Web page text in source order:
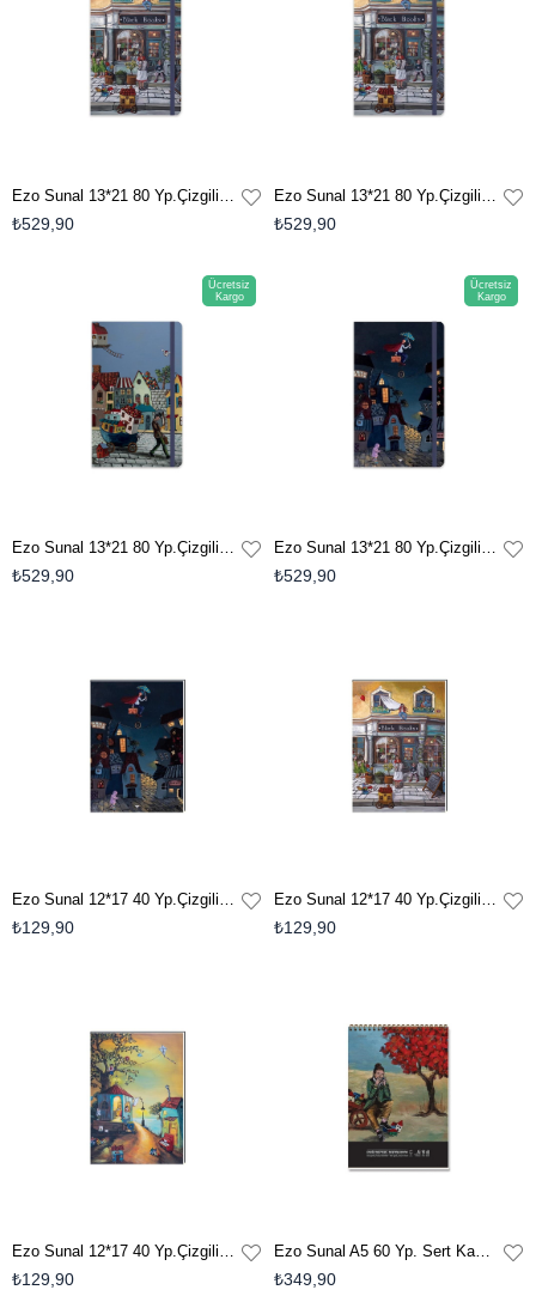
Ezo Sunal 13*21 80 Yp.Çizgili Ciltli Sert Kapak Defter - No:4
₺529,90
Ezo Sunal 13*21 80 Yp.Çizgili Ciltli Sert Kapak Defter - No:3
₺529,90
Ezo Sunal 13*21 80 Yp.Çizgili Ciltli Sert Kapak Defter - No:2
₺529,90
Ücretsiz
Kargo
Ezo Sunal 13*21 80 Yp.Çizgili Ciltli Sert Kapak Defter - No:1
₺529,90
Ücretsiz
Kargo
Ezo Sunal 12*17 40 Yp.Çizgili Terzi Dikişli Kuşe Kapak Not Defteri - No:3
₺129,90
Ezo Sunal 12*17 40 Yp.Çizgili Terzi Dikişli Kuşe Kapak Not Defteri - No:2
₺129,90
Ezo Sunal 12*17 40 Yp.Çizgili Terzi Dikişli Kuşe Kapak Not Defteri - No:1
₺129,90
Ezo Sunal A5 60 Yp. Sert Kapak Spiralli Eskiz Defteri - No:2
₺349,90